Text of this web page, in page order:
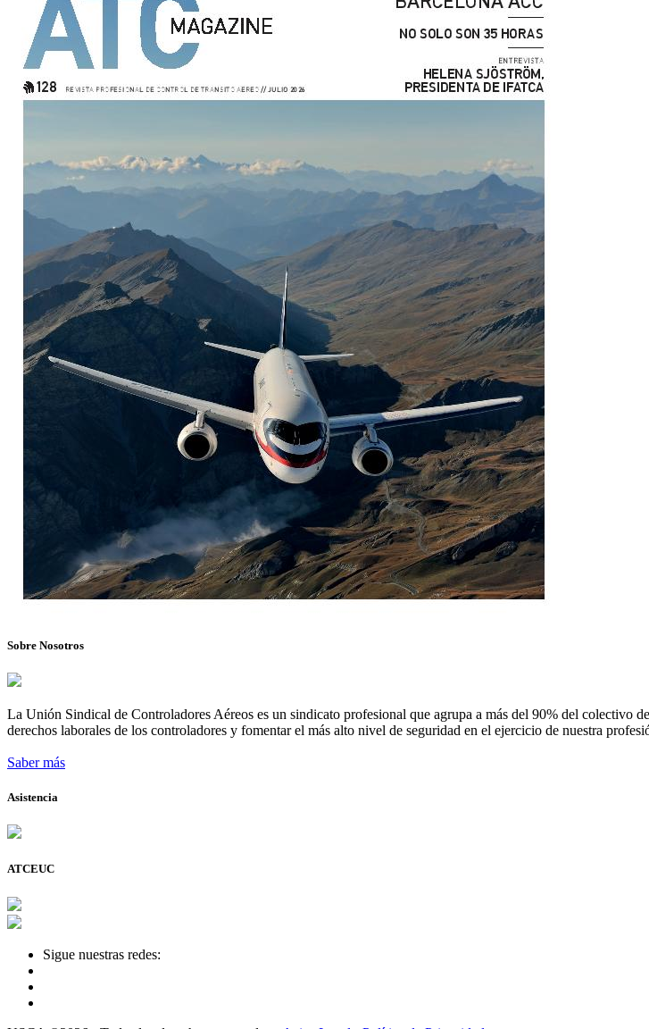
Sobre Nosotros
La Unión Sindical de Controladores Aéreos es un sindicato profesional que agrupa a más del 90% del colectivo
derechos laborales de los controladores y fomentar el más alto nivel de seguridad en el ejercicio de nuestra
Saber más
Asistencia
ATCEUC
Sigue nuestras redes: